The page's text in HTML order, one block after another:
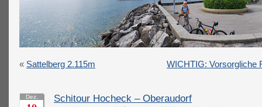
« Sattelberg 2.115m WICHTIG: Vorsorgliche
Dez. Schitour Hocheck – Oberaudorf